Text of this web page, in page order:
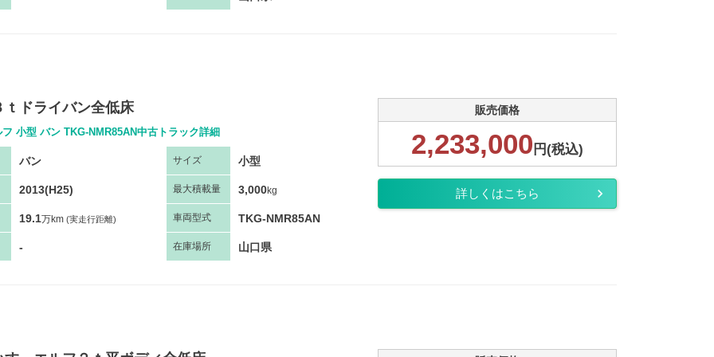
ｔドライバン全低床
小型 バン TKG-NMR85AN中古トラック詳細
バン サイズ 小型
2013(H25) 最大積載量 3,000kg
19.1万km (実走行距離) 車両型式 TKG-NMR85AN
- 在庫場所 山口県
販売価格
2,233,000 円(税込)
詳しくはこちら